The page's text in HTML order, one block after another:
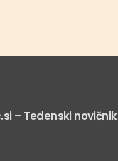
– Tedenski novičnik